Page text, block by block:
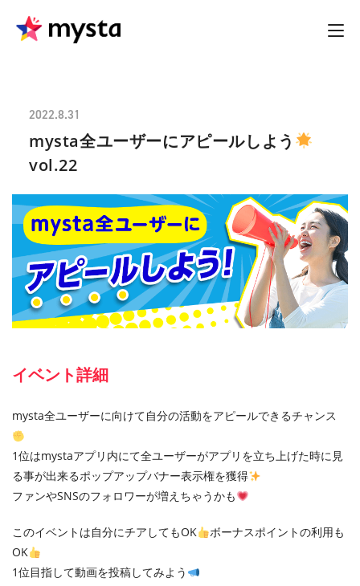
2022.8.31
mysta全ユーザーにアピールしよう
vol.22
イベント詳細
mysta全ユーザーに向けて自分の活動をアピールできるチャンス
1位はmystaアプリ内にて全ユーザーがアプリを立ち上げた時に見
る事が出来るポップアップバナー表示権を獲得
ファンやSNSのフォロワーが増えちゃうかも
このイベントは自分にチアしてもOK
ボーナスポイントの利用も
OK
1位目指して動画を投稿してみよう